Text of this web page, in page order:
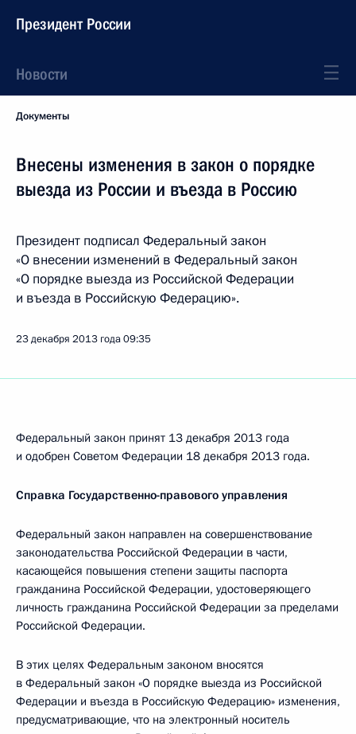
Президент России
Новости
Документы
Внесены изменения в закон о порядке
выезда из России и въезда в Россию
Президент подписал Федеральный закон
«О внесении изменений в Федеральный закон
«О порядке выезда из Российской Федерации
и въезда в Российскую Федерацию».
23 декабря 2013 года09:35
Федеральный закон принят 13 декабря 2013 года
и одобрен Советом Федерации 18 декабря 2013 года.
Справка Государственно-правового управления
Федеральный закон направлен на совершенствование
законодательства Российской Федерации в части,
касающейся повышения степени защиты паспорта
гражданина Российской Федерации, удостоверяющего
личность гражданина Российской Федерации за пределами
Российской Федерации.
В этих целях Федеральным законом вносятся
в Федеральный закон «О порядке выезда из Российской
Федерации и въезда в Российскую Федерацию» изменения,
предусматривающие, что на электронный носитель